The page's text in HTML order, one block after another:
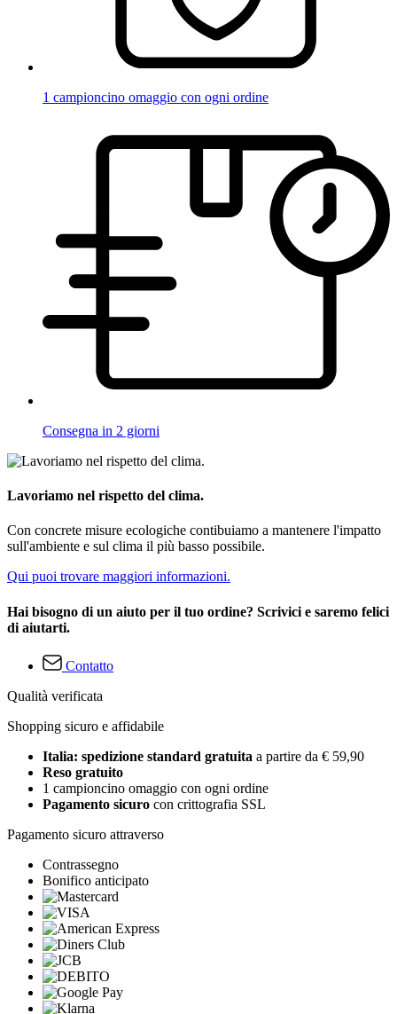
1 campioncino omaggio con ogni ordine
Consegna in 2 giorni
Lavoriamo nel rispetto del clima.
Con concrete misure ecologiche contibuiamo a mantenere l'impatto
sull'ambiente e sul clima il più basso possibile.
Qui puoi trovare maggiori informazioni.
Hai bisogno di un aiuto per il tuo ordine? Scrivici e saremo felici
di aiutarti.
Contatto
Qualità verificata
Shopping sicuro e affidabile
Italia: spedizione standard gratuita a partire da € 59,90
Reso gratuito
1 campioncino omaggio con ogni ordine
Pagamento sicuro con crittografia SSL
Pagamento sicuro attraverso
Contrassegno
Bonifico anticipato